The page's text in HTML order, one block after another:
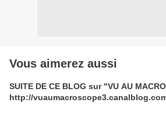
Vous aimerez aussi
SUITE DE CE BLOG sur "VU AU
http://